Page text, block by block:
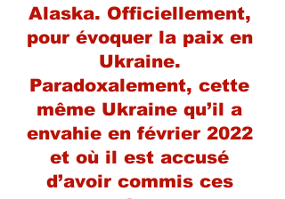
Alaska. Officiellement,
pour évoquer la paix en
Ukraine.
Paradoxalement, cette
même Ukraine qu’il a
envahie en février 2022
et où il est accusé
d’avoir commis ces